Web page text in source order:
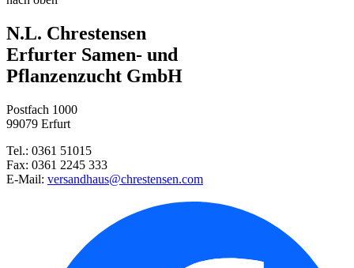
Neudorff® Azet® RosenDünger
Solabiol® Schachtelhalm Sud
Scheinsonnenhut SunSeekers® Mi ...
Polsterphlox Pharao Blue Eye
Küchenschelle weiß
Kleinstrauchrose Larissa® ...
Kleinstrauchrose Bienenweide® ...
N.L. Chrestensen
Erfurter Samen- und
Pflanzenzucht GmbH
Postfach 1000
99079 Erfurt
Tel.: 0361 51015
Fax: 0361 2245 333
E-Mail: versandhaus@chrestensen.com